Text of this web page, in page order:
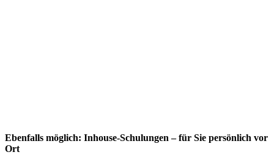
Ebenfalls möglich: Inhouse-Schulungen – für Sie persönlich vor
Ort